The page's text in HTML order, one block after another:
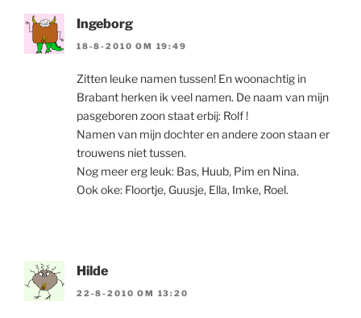
Ingeborg
18-8-2010 OM 19:49
Zitten leuke namen tussen! En woonachtig in
Brabant herken ik veel namen. De naam van mijn
pasgeboren zoon staat erbij: Rolf !
Namen van mijn dochter en andere zoon staan er
trouwens niet tussen.
Nog meer erg leuk: Bas, Huub, Pim en Nina.
Ook oke: Floortje, Guusje, Ella, Imke, Roel.
Hilde
22-8-2010 OM 13:20